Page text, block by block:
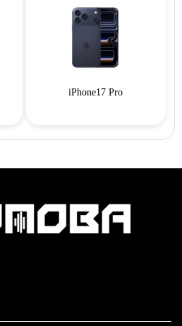
iPhone17 Pro